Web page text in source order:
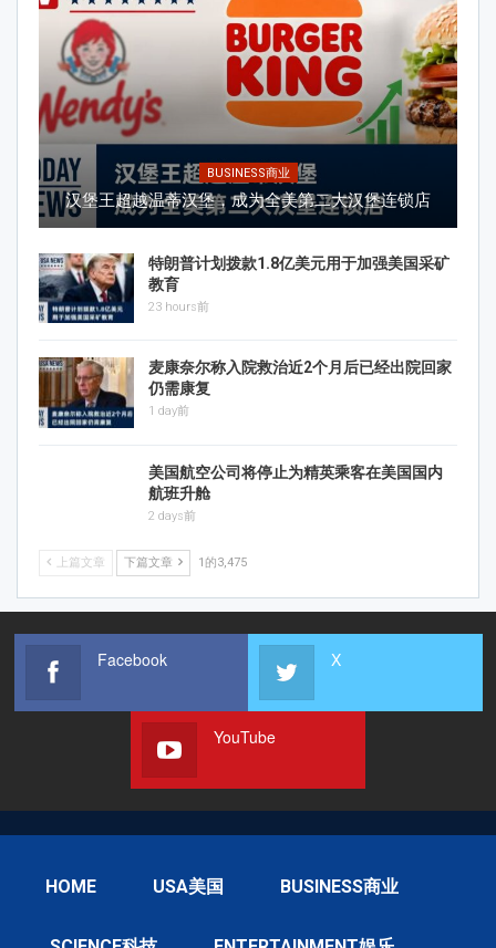
BUSINESS商业
汉堡王超越温蒂汉堡，成为全美第二大汉堡连锁店
特朗普计划拨款1.8亿美元用于加强美国采矿
教育
23 hours前
麦康奈尔称入院救治近2个月后已经出院回家
仍需康复
1 day前
美国航空公司将停止为精英乘客在美国国内
航班升舱
2 days前
上篇文章 下篇文章 1的3,475
Facebook X
YouTube
HOME USA美国 BUSINESS商业